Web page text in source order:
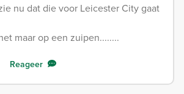
nu dat die voor Leicester City gaat
maar op een zuipen........
Reageer